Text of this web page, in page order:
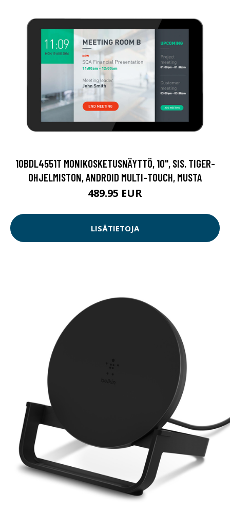
10BDL4551T MONIKOSKETUSNÄYTTÖ, 10", SIS. TIGER-
OHJELMISTON, ANDROID MULTI-TOUCH, MUSTA
489.95 EUR
LISÄTIETOJA